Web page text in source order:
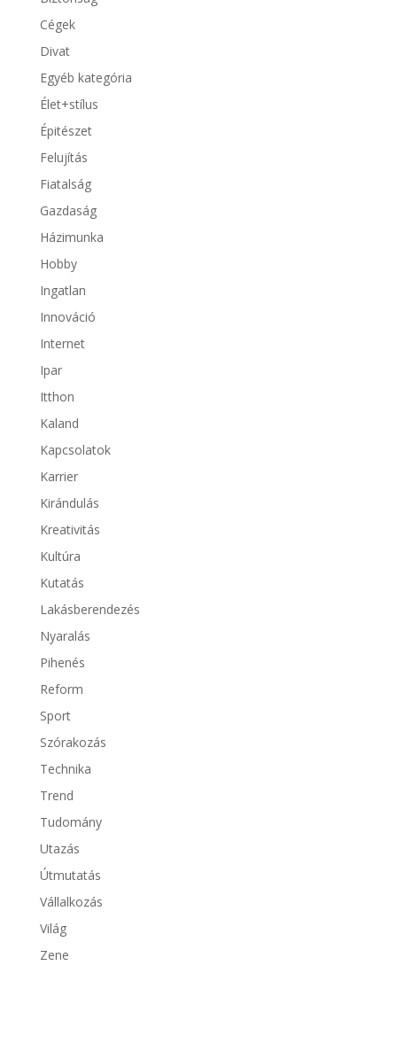
Cégek
Divat
Egyéb kategória
Élet+stílus
Épitészet
Felujítás
Fiatalság
Gazdaság
Házimunka
Hobby
Ingatlan
Innováció
Internet
Ipar
Itthon
Kaland
Kapcsolatok
Karrier
Kirándulás
Kreativitás
Kultúra
Kutatás
Lakásberendezés
Nyaralás
Pihenés
Reform
Sport
Szórakozás
Technika
Trend
Tudomány
Utazás
Útmutatás
Vállalkozás
Világ
Zene